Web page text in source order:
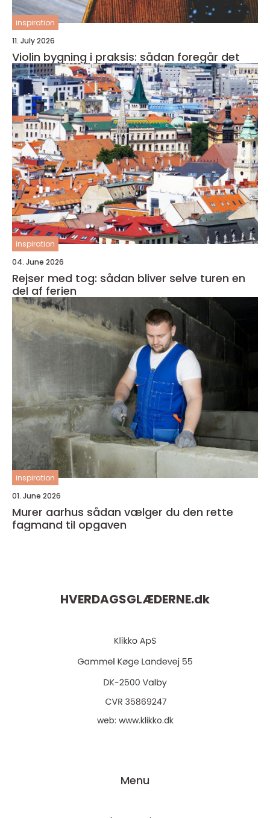
inspiration
11. July 2026
Violin bygning i praksis: sådan foregår det
inspiration
04. June 2026
Rejser med tog: sådan bliver selve turen en
del af ferien
inspiration
01. June 2026
Murer aarhus sådan vælger du den rette
fagmand til opgaven
HVERDAGSGLÆDERNE.dk
web: www.klikko.dk
Menu